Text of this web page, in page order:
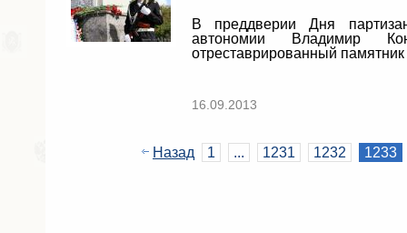
В преддверии Дня
автономии Владимир
отреставрированный
16.09.2013
Назад 1 ... 1231 1232 1233